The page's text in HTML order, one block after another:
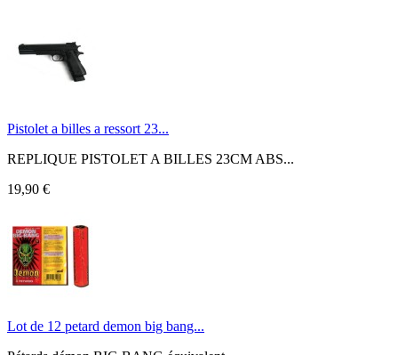
Pistolet a billes a ressort 23...
REPLIQUE PISTOLET A BILLES 23CM ABS...
19,90 €
Lot de 12 petard demon big bang...